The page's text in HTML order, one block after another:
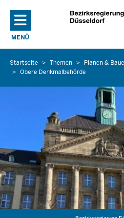
Direkt
MENÜ
NAVIGATION AKTIVIEREN/
Sie
befinden
sich
Startseite Themen Planen &
Obere Denkmalbehörde